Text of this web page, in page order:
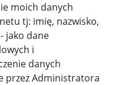
moich danych
tj: imię, nazwisko,
jako dane
i
danych
przez Administratora